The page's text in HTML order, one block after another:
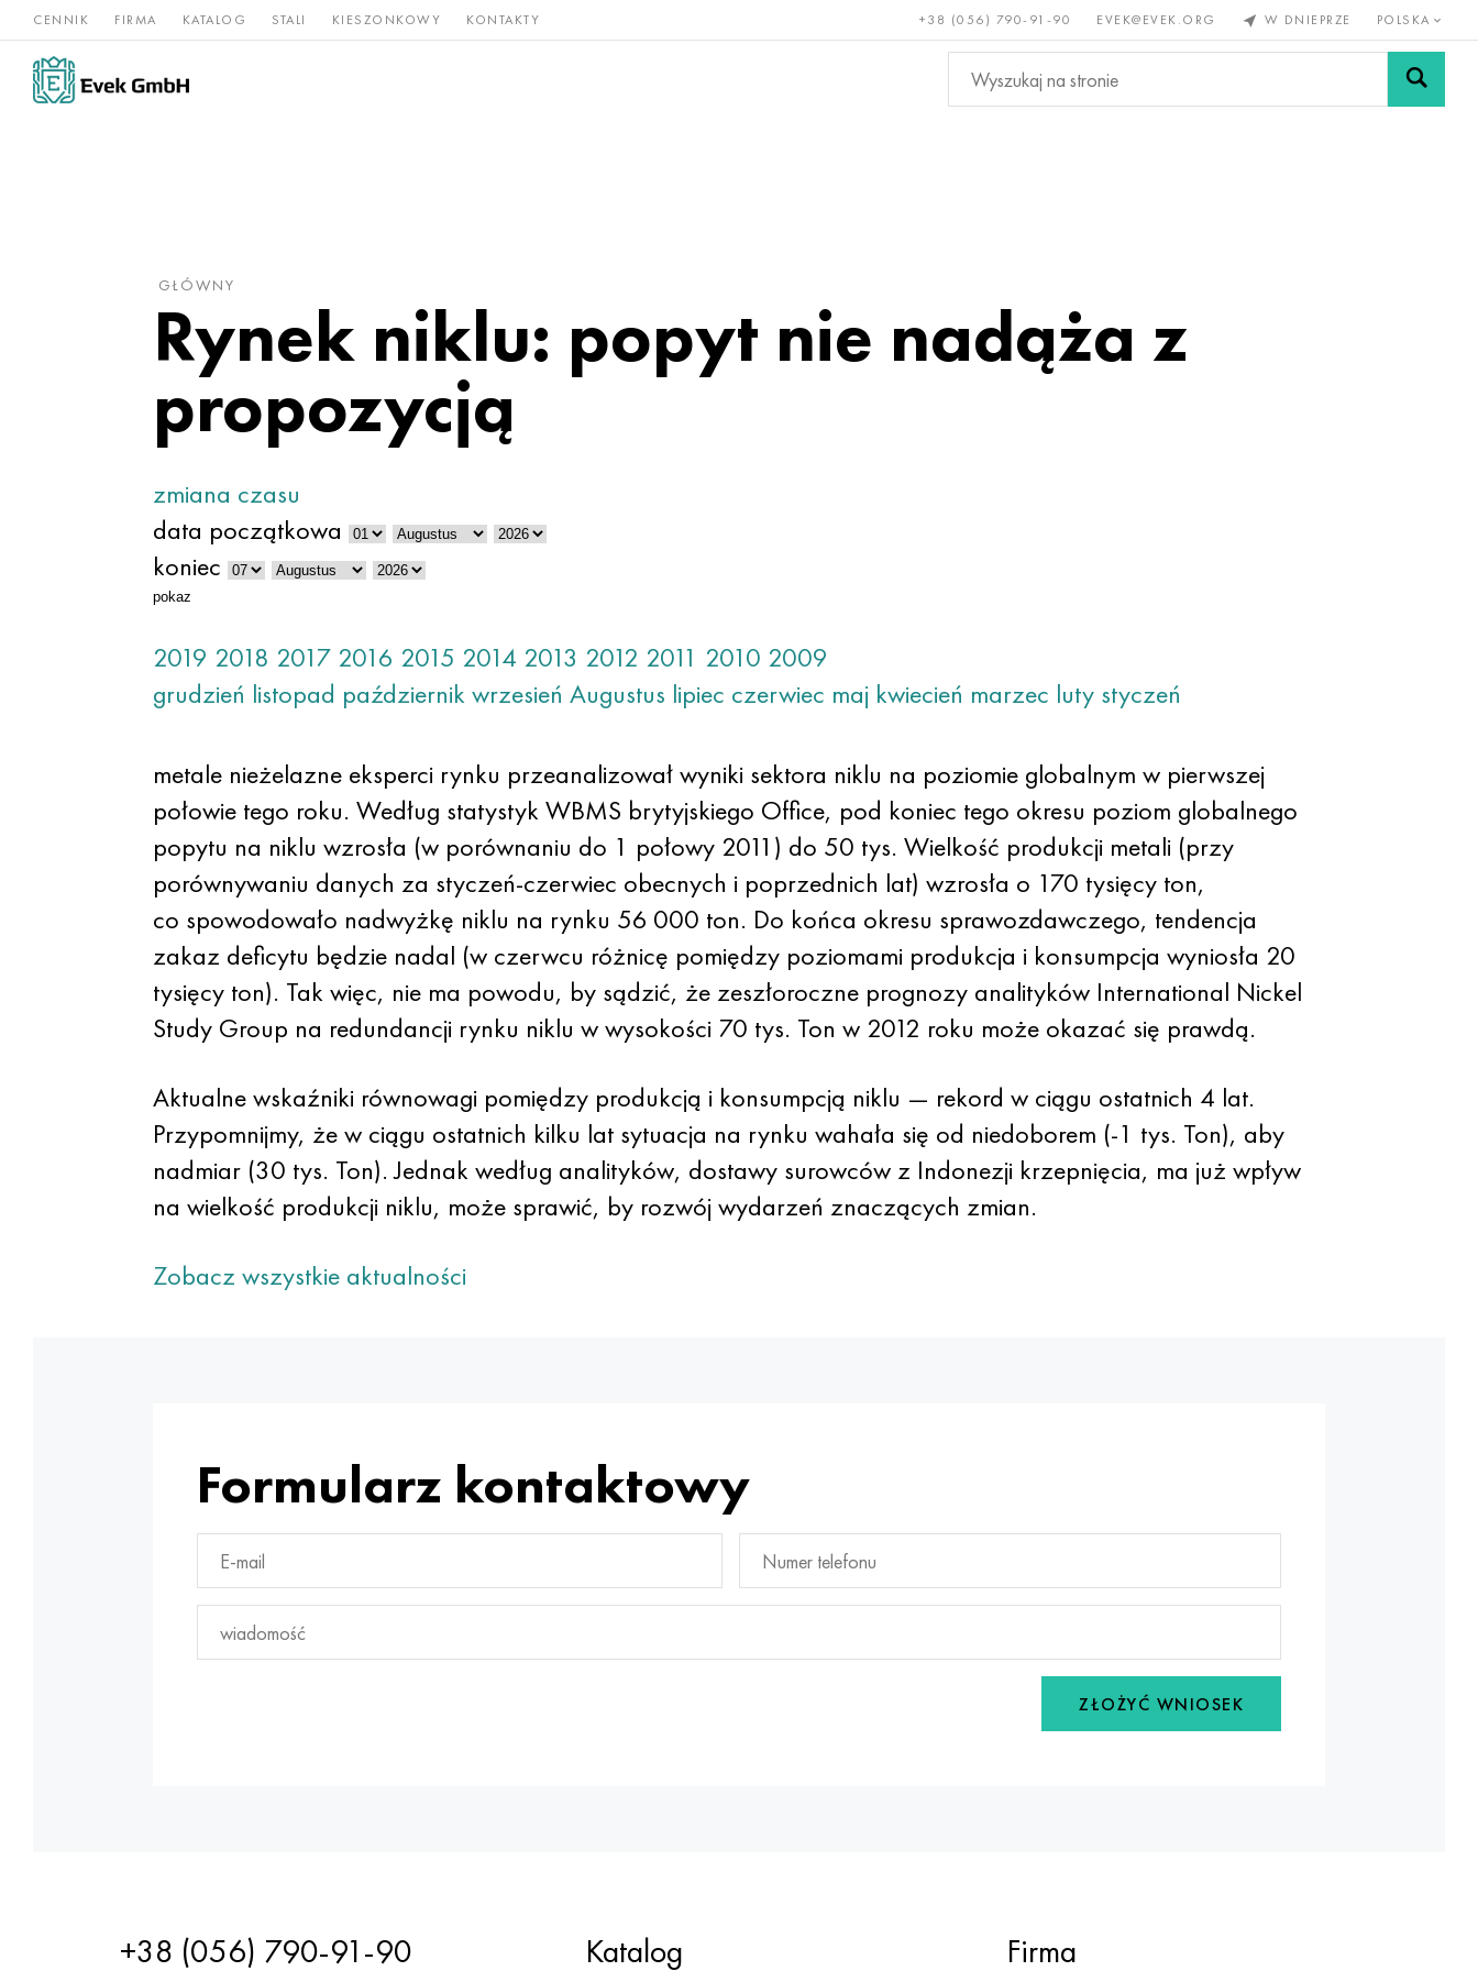
CENNIK FIRMA KATALOG STALI KIESZONKOWY KONTAKTY +38 (056) 790-91-90 EVEK@EVEK.ORG W DNIEPRZE POLSKA
Stopy
niklu
Stal Rzadkie i Brąz, miedź, Metale
nieżelazne
Stali Siatki i
GŁÓWNY
Rynek niklu: popyt nie nadąża z
propozycją
zmiana czasu
data początkowa
koniec
pokaz
2019 2018 2017 2016 2015 2014 2013 2012 2011 2010 2009
grudzień listopad październikwrzesień Augustus lipiec czerwiec maj kwiecień marzec luty styczeń
metale nieżelazne eksperci rynku przeanalizował wyniki sektora niklu na poziomie globalnym w pierwszej
połowie tego roku. Według statystyk WBMS brytyjskiego Office, pod koniec tego okresu poziom globalnego
popytu na niklu wzrosła (w porównaniu do 1 połowy 2011) do 50 tys. Wielkość produkcji metali (przy
porównywaniu danych za styczeń-czerwiec obecnych i poprzednich lat) wzrosła o 170 tysięcy ton,
co spowodowało nadwyżkę niklu na rynku 56 000 ton. Do końca okresu sprawozdawczego, tendencja
zakaz deficytu będzie nadal (w czerwcu różnicę pomiędzy poziomami produkcja i konsumpcja wyniosła 20
tysięcy ton). Tak więc, nie ma powodu, by sądzić, że zeszłoroczne prognozy analityków International Nickel
Study Group na redundancji rynku niklu w wysokości 70 tys. Ton w 2012 roku może okazać się prawdą.
Aktualne wskaźniki równowagi pomiędzy produkcją i konsumpcją niklu — rekord w ciągu ostatnich 4 lat.
Przypomnijmy, że w ciągu ostatnich kilku lat sytuacja na rynku wahała się od niedoborem (-1 tys. Ton), aby
nadmiar (30 tys. Ton). Jednak według analityków, dostawy surowców z Indonezji krzepnięcia, ma już wpływ
na wielkość produkcji niklu, może sprawić, by rozwój wydarzeń znaczących zmian.
Zobacz wszystkie aktualności
Formularz kontaktowy
ZŁOŻYĆ WNIOSEK
+38 (056) 790-91-90 Katalog Firma